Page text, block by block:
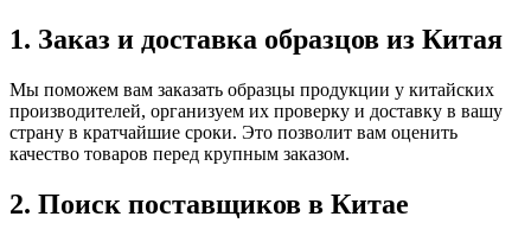
1. Заказ и доставка образцов из Китая
Мы поможем вам заказать образцы продукции у китайских
производителей, организуем их проверку и доставку в вашу
страну в кратчайшие сроки. Это позволит вам оценить
качество товаров перед крупным заказом.
2. Поиск поставщиков в Китае